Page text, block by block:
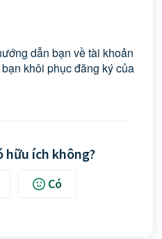
dẫn bạn về tài khoản
khôi phục đăng ký của
hữu ích không?
Có